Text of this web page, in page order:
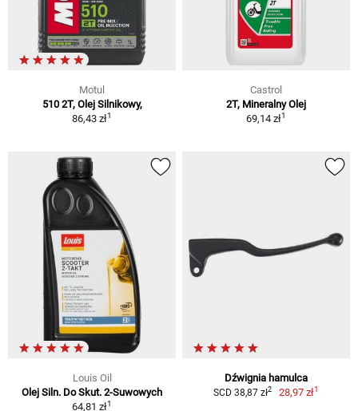
Motul
510 2T, Olej Silnikowy,
86,43 zł1
Castrol
2T, Mineralny Olej
69,14 zł1
Louis Oil
Olej Siln. Do Skut. 2-Suwowych
64,81 zł1
Dźwignia hamulca
SCD 38,87 zł2 28,97 zł1